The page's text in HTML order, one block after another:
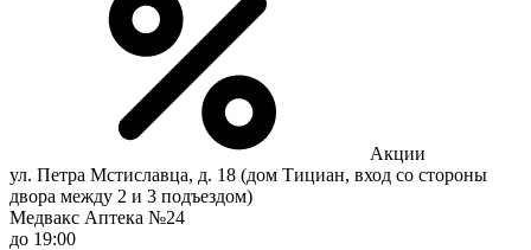
Акции
ул. Петра Мстиславца, д. 18 (дом Тициан, вход со стороны
двора между 2 и 3 подъездом)
Медвакс Аптека №24
до 19:00